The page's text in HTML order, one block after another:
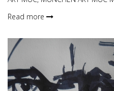
Read more